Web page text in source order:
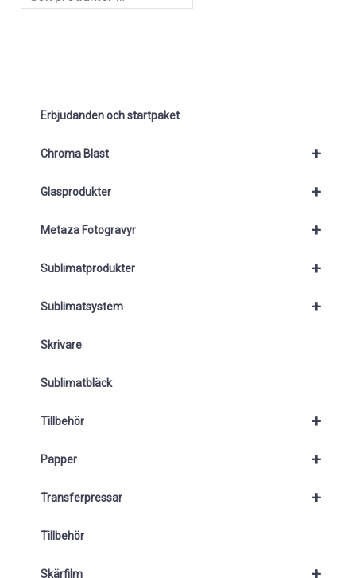
Erbjudanden och startpaket
+
Chroma Blast
+
Glasprodukter
+
Metaza Fotogravyr
+
Sublimatprodukter
+
Sublimatsystem
Skrivare
Sublimatbläck
+
Tillbehör
+
Papper
+
Transferpressar
Tillbehör
+
Skärfilm